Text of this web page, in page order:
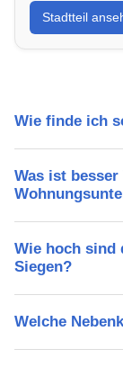
Stadtteil
Wie finde ich
Was ist
Wie hoch sind
Siegen?
Welche